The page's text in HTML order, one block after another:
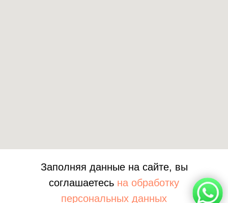
Заполняя данные на сайте, вы
соглашаетесь на обработку
персональных данных